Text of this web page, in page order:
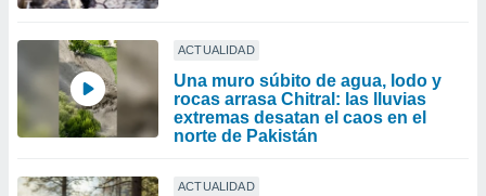
ACTUALIDAD
Una muro súbito de agua, lodo y
rocas arrasa Chitral: las lluvias
extremas desatan el caos en el
norte de Pakistán
ACTUALIDAD